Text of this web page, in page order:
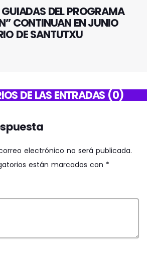
DEL PROGRAMA
CONTINUAN EN JUNIO
DE SANTUTXU
DE LAS ENTRADAS (0)
electrónico no será publicada.
están marcados con *